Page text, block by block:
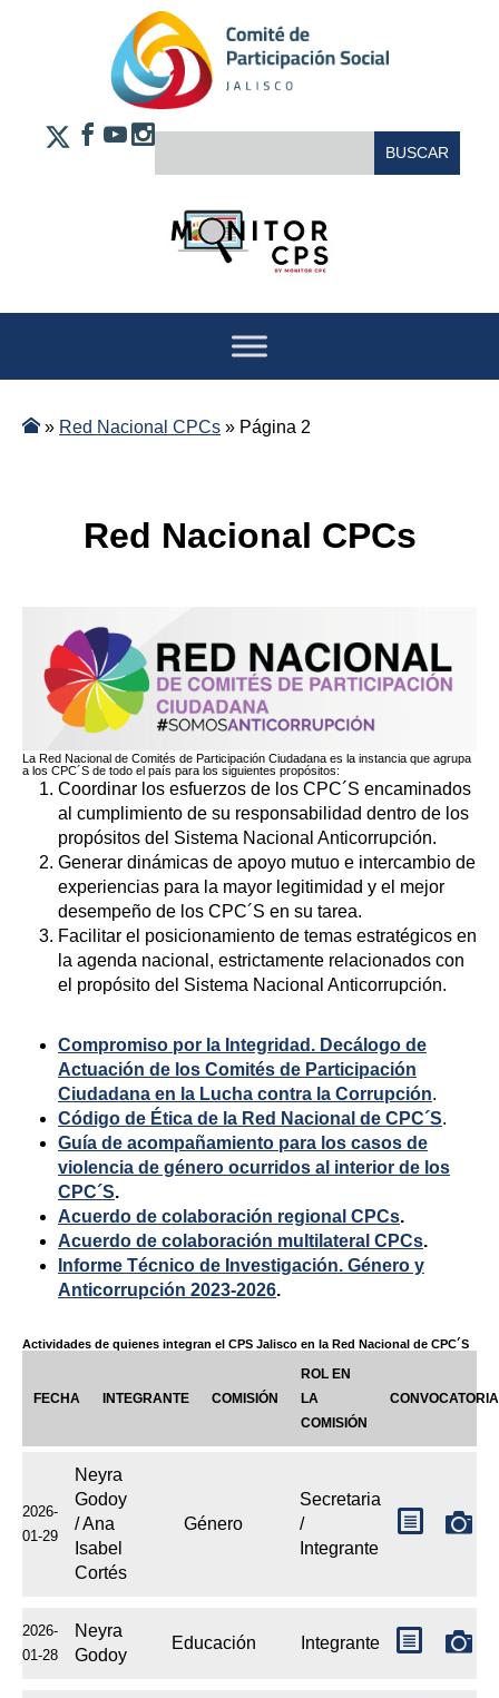
» Red Nacional CPCs » Página 2
Red Nacional CPCs
La Red Nacional de Comités de Participación Ciudadana es la instancia que agrupa
a los CPC´S de todo el país para los siguientes propósitos:
Coordinar los esfuerzos de los CPC´S encaminados
al cumplimiento de su responsabilidad dentro de los
propósitos del Sistema Nacional Anticorrupción.
Generar dinámicas de apoyo mutuo e intercambio de
experiencias para la mayor legitimidad y el mejor
desempeño de los CPC´S en su tarea.
Facilitar el posicionamiento de temas estratégicos en
la agenda nacional, estrictamente relacionados con
el propósito del Sistema Nacional Anticorrupción.
Compromiso por la Integridad. Decálogo de
Actuación de los Comités de Participación
Ciudadana en la Lucha contra la Corrupción.
Código de Ética de la Red Nacional de CPC´S.
Guía de acompañamiento para los casos de
violencia de género ocurridos al interior de los
CPC´S.
Acuerdo de colaboración regional CPCs.
Acuerdo de colaboración multilateral CPCs.
Informe Técnico de Investigación. Género y
Anticorrupción 2023-2026.
Actividades de quienes integran el CPS Jalisco en la Red Nacional de CPC´S
FECHA INTEGRANTE COMISIÓN
ROL EN
LA
COMISIÓN
CONVOCATORIA
2026-
01-29
Neyra
Godoy
/ Ana
Isabel
Cortés
Género
Secretaria
/
Integrante
2026-
01-28
Neyra
Godoy
Educación Integrante